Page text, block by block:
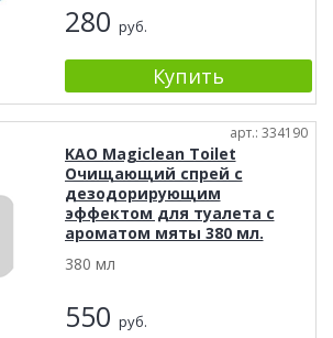
280 руб.
арт.: 334190
KAO Magiclean Toilet
Очищающий спрей с
дезодорирующим
эффектом для туалета с
ароматом мяты 380 мл.
380 мл
550 руб.